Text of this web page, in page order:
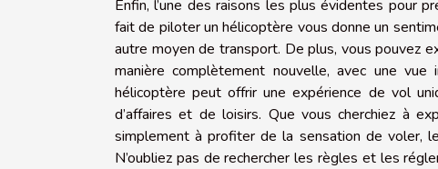
Enfin, l’une des raisons les plus évidentes pour
fait de piloter un hélicoptère vous donne un
autre moyen de transport. De plus, vous pouvez
manière complètement nouvelle, avec une
hélicoptère peut offrir une expérience de vol
d’affaires et de loisirs. Que vous cherchiez à
simplement à profiter de la sensation de voler,
N’oubliez pas de rechercher les règles et les